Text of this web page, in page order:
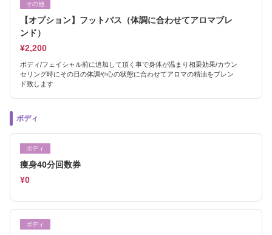
その他
【オプション】フットバス（体調に合わせてアロマブレ
ンド）
¥2,200
ボディ/フェイシャル前に追加して頂く事で身体が温まり相乗効果/カウン
セリング時にその日の体調や心の状態に合わせてアロマの精油をブレン
ド致します
ボディ
ボディ
痩身40分回数券
¥0
ボディ